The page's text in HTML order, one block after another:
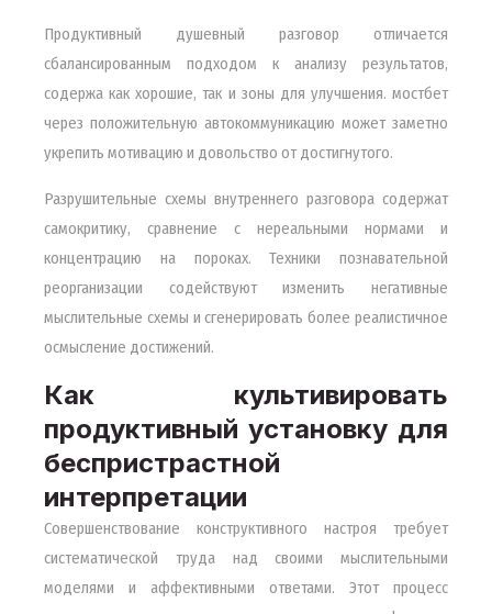
Продуктивный душевный разговор отличается
сбалансированным подходом к анализу результатов,
содержа как хорошие, так и зоны для улучшения. мостбет
через положительную автокоммуникацию может заметно
укрепить мотивацию и довольство от достигнутого.
Разрушительные схемы внутреннего разговора содержат
самокритику, сравнение с нереальными нормами и
концентрацию на пороках. Техники познавательной
реорганизации содействуют изменить негативные
мыслительные схемы и сгенерировать более реалистичное
осмысление достижений.
Как культивировать
продуктивный установку для
беспристрастной
интерпретации
Совершенствование конструктивного настроя требует
систематической труда над своими мыслительными
моделями и аффективными ответами. Этот процесс